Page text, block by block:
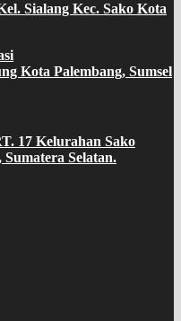
Sialang Kec. Sako Kota
Kota Palembang, Sumsel
17 Kelurahan Sako
Selatan.